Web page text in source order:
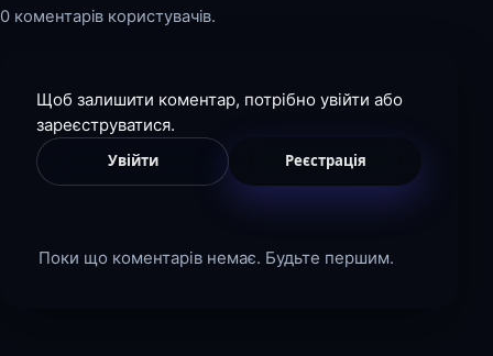
0 коментарів користувачів.
Щоб залишити коментар, потрібно увійти або
зареєструватися.
Увійти Реєстрація
Поки що коментарів немає. Будьте першим.